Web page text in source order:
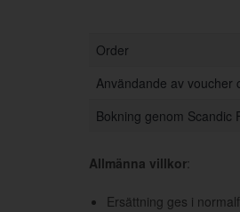
Order
Användande av voucher
Bokning genom Scandic
Allmänna villkor:
Ersättning ges i